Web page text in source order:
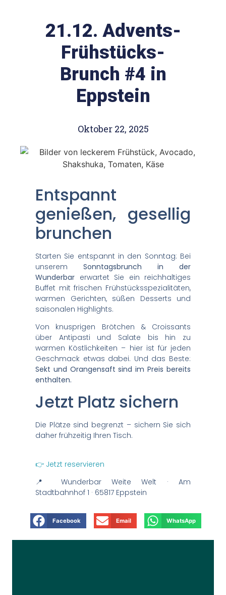
21.12. Advents-
Frühstücks-
Brunch #4 in
Eppstein
Oktober 22, 2025
Entspannt
genießen, gesellig
brunchen
Starten Sie entspannt in den Sonntag: Bei
unserem Sonntagsbrunch in der
Wunderbar erwartet Sie ein reichhaltiges
Buffet mit frischen Frühstücksspezialitäten,
warmen Gerichten, süßen Desserts und
saisonalen Highlights.
Von knusprigen Brötchen & Croissants
über Antipasti und Salate bis hin zu
warmen Köstlichkeiten – hier ist für jeden
Geschmack etwas dabei. Und das Beste:
Sekt und Orangensaft sind im Preis bereits
enthalten.
Jetzt Platz sichern
Die Plätze sind begrenzt – sichern Sie sich
daher frühzeitig Ihren Tisch.
👉 Jetzt reservieren
📍 Wunderbar Weite Welt · Am
Stadtbahnhof 1 · 65817 Eppstein
Facebook Email WhatsApp